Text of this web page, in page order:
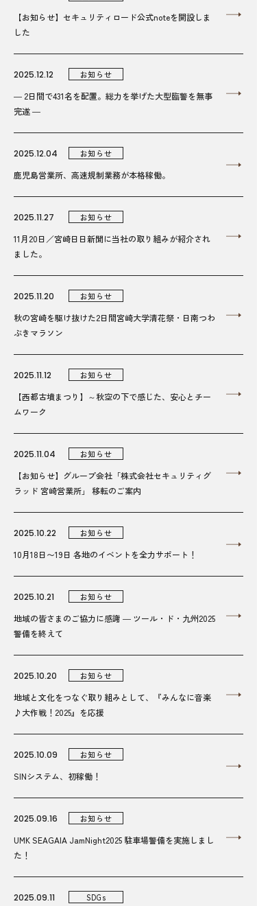
【お知らせ】セキュリティロード公式noteを開設しま
した
2025.12.12 お知らせ
― 2日間で431名を配置。総力を挙げた大型臨警を無事
完遂 ―
2025.12.04 お知らせ
鹿児島営業所、高速規制業務が本格稼働。
2025.11.27 お知らせ
11月20日／宮崎日日新聞に当社の取り組みが紹介され
ました。
2025.11.20 お知らせ
秋の宮崎を駆け抜けた2日間宮崎大学清花祭・日南つわ
ぶきマラソン
2025.11.12 お知らせ
【西都古墳まつり】～秋空の下で感じた、安心とチー
ムワーク
2025.11.04 お知らせ
【お知らせ】グループ会社「株式会社セキュリティグ
ラッド 宮崎営業所」 移転のご案内
2025.10.22 お知らせ
10月18日〜19日 各地のイベントを全力サポート！
2025.10.21 お知らせ
地域の皆さまのご協力に感謝 ― ツール・ド・九州2025
警備を終えて
2025.10.20 お知らせ
地域と文化をつなぐ取り組みとして、『みんなに音楽
♪大作戦！2025』を応援
2025.10.09 お知らせ
SINシステム、初稼働！
2025.09.16 お知らせ
UMK SEAGAIA JamNight2025 駐車場警備を実施しまし
た！
2025.09.11 SDGs